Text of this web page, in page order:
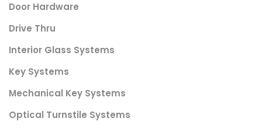
Door Hardware
Drive Thru
Interior Glass Systems
Key Systems
Mechanical Key Systems
Optical Turnstile Systems